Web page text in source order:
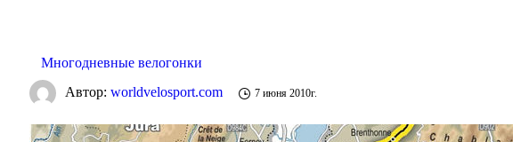
Многодневные велогонки
Автор:worldvelosport.com 7 июня 2010г.